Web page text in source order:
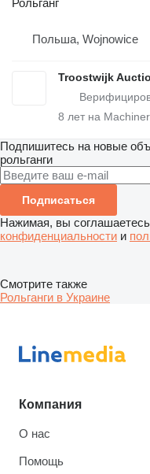
Рольганг
Польша, Wojnowice
Troostwijk
8 лет на
Подпишитесь на новые
рольганги
Подписаться
Нажимая, вы
конфиденциальности и
Смотрите также
Рольганги в Украине
Компания
О нас
Помощь